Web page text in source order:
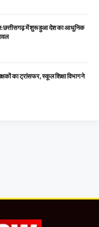
छत्तीसगढ़ में शुरू हुआ देश का आधुनिक
का ट्रांसफर, स्कूल शिक्षा विभाग ने